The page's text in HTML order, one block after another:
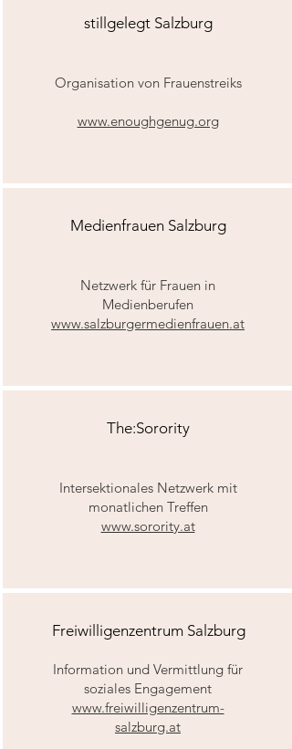
stillgelegt Salzburg
Organisation von Frauenstreiks
www.enoughgenug.org
Medienfrauen Salzburg
Netzwerk für Frauen in
Medienberufen
www.salzburgermedienfrauen.at
The:Sorority
Intersektionales Netzwerk mit
monatlichen Treffen
www.sorority.at
Freiwilligenzentrum Salzburg
Information und Vermittlung für
soziales Engagement
www.freiwilligenzentrum-
salzburg.at